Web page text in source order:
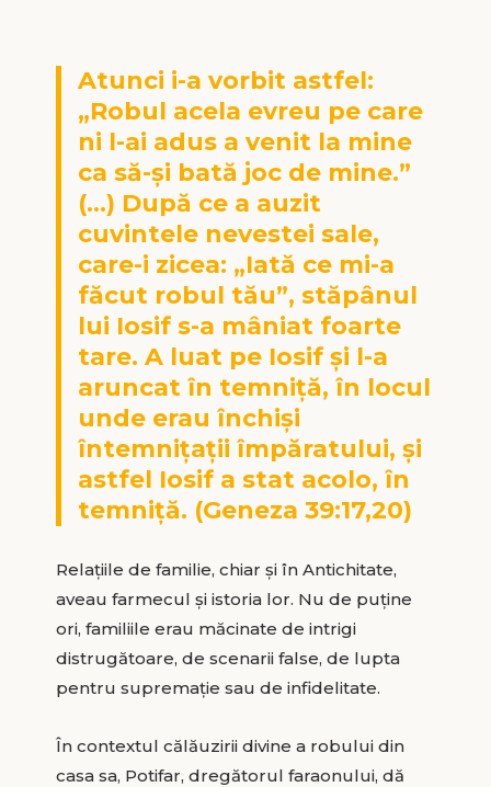
Atunci i-a vorbit astfel:
„Robul acela evreu pe care
ni l-ai adus a venit la mine
ca să-şi bată joc de mine.”
(…) După ce a auzit
cuvintele nevestei sale,
care-i zicea: „Iată ce mi-a
făcut robul tău”, stăpânul
lui Iosif s-a mâniat foarte
tare. A luat pe Iosif şi l-a
aruncat în temniţă, în locul
unde erau închişi
întemniţaţii împăratului, şi
astfel Iosif a stat acolo, în
temniţă. (Geneza 39:17,20)
Relaţiile de familie, chiar şi în Antichitate,
aveau farmecul şi istoria lor. Nu de puţine
ori, familiile erau măcinate de intrigi
distrugătoare, de scenarii false, de lupta
pentru supremaţie sau de infidelitate.
În contextul călăuzirii divine a robului din
casa sa, Potifar, dregătorul faraonului, dă